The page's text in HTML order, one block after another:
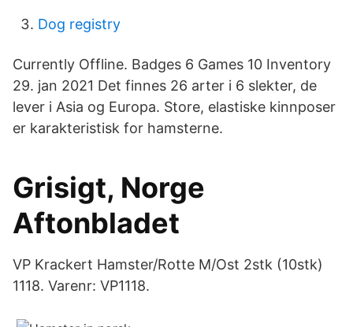
Dog registry
Currently Offline. Badges 6 Games 10 Inventory
29. jan 2021 Det finnes 26 arter i 6 slekter, de
lever i Asia og Europa. Store, elastiske kinnposer
er karakteristisk for hamsterne.
Grisigt, Norge
Aftonbladet
VP Krackert Hamster/Rotte M/Ost 2stk (10stk)
1118. Varenr: VP1118.